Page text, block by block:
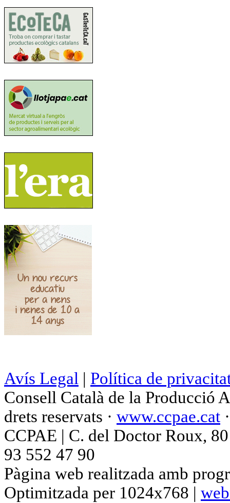
Avís Legal | Política de
Consell Català de la Producció
drets reservats · www.ccpae.cat
CCPAE | C. del Doctor Roux,
93 552 47 90
Pàgina web realitzada amb
Optimitzada per 1024x768 |